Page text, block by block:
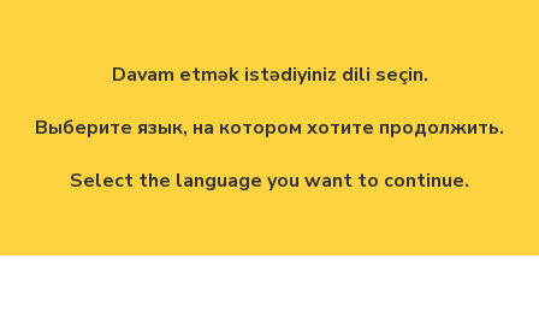
Davam etmək istədiyiniz dili seçin.
Выберите язык, на котором хотите продолжить.
Select the language you want to continue.